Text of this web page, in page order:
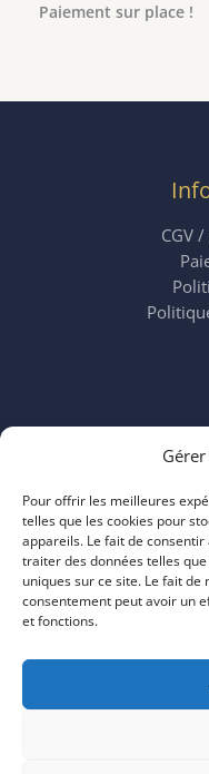
Pour offrir les meilleures
telles que les cookies pour
appareils. Le fait de
traiter des données telles
uniques sur ce site. Le fait
consentement peut avoir un
et fonctions.
Paiement sur place !
CGV